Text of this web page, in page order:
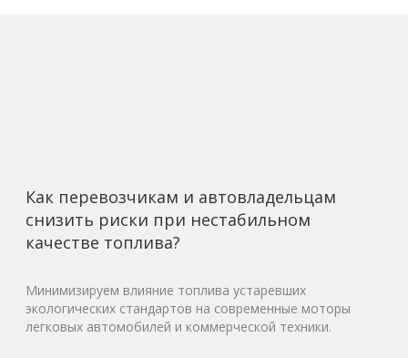
Как перевозчикам и автовладельцам
снизить риски при нестабильном
качестве топлива?
Минимизируем влияние топлива устаревших
экологических стандартов на современные моторы
легковых автомобилей и коммерческой техники.